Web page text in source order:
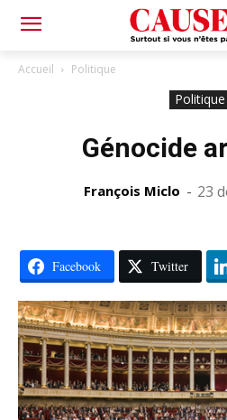
Accueil Politique
Politique
Génocide
François Miclo - 23
Facebook Twitter